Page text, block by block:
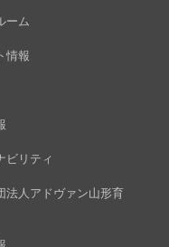
ーム
情報
ビリティ
法人アドヴァン山形育